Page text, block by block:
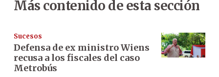
Más contenido de esta sección
Sucesos
Defensa de ex ministro Wiens
recusa a los fiscales del caso
Metrobús